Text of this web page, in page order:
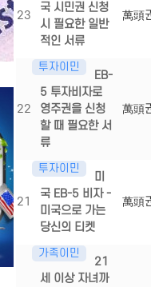
23
국 시민권 신청
시 필요한 일반
적인 서류
萬頭
22
투자이민
EB-
5 투자비자로
영주권을 신청
할 때 필요한 서
류
萬頭
21
투자이민
미
국 EB-5 비자 -
미국으로 가는
당신의 티켓
萬頭
가족이민
21
세 이상 자녀까